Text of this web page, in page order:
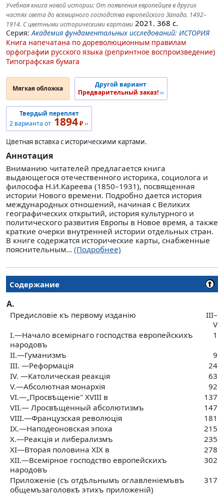
Учебная книга новой истории: От появления европейцев в других
частях света до всемирного господства европейского Запада. 1492–
1914. С цветными историческими картами 2021. 368 с.
Серия:Академия фундаментальных исследований: ИСТОРИЯ
Книга напечатана по дореволюционным правилам
орфографии русского языка (репринтное воспроизведение)
Типографская бумага
Мягкая обложка
Другой вариант
Предварительный заказ!››
Твердый переплет
2 варианта от 1894₽››
Цветная вставка с историческими картами.
Аннотация
Вниманию читателей предлагается книга
выдающегося отечественного историка, социолога и
философа Н.И.Кареева (1850–1931), посвященная
истории Нового времени. Подробно дается история
международных отношений, начиная с Великих
географических открытий, история культурного и
политического развития Европы в Новое время, а также
краткие очерки внутренней истории отдельных стран.
В книге содержатся исторические карты, снабженные
пояснительным... (Подробнее)
Содержание
А.
Предисловіе къ первому изданію
III–
V
I.—Начало всемірнаго господства европейскихъ
народовъ
1
II.—Гуманизмъ
9
III. —Реформація
24
IV. —Католическая реакція
63
V.—Абсолютная монархія
92
VI.—„Просвѣщеніе" XVIII в
137
VII.— Лросвѣщенный абсолютизмъ
147
VIII.—Французская революція
181
IX.—Наподеоновская эпоха
215
X.—Реакція и либерализмъ
235
XI—Вторая половина XIX в
278
XII.—Всемірное господство европейскихъ
народовъ
302
Приложеніе (съ отдѣльнымъ оглавленіемъвъ
общемъзаголовкѣ этихъ приложеній)
317